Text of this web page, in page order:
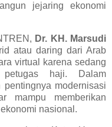
jejaring ekonomi
Dr. KH. Marsudi
atau daring dari Arab
virtual karena sedang
petugas haji. Dalam
modernisasi
mampu memberikan
nasional.